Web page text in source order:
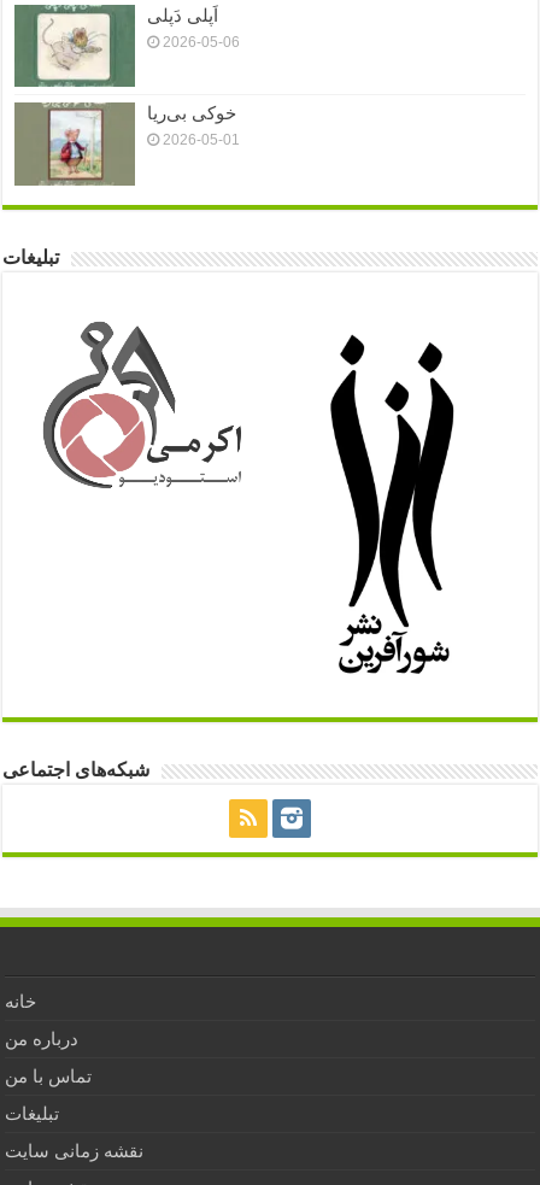
اَپلی دَپلی
2026-05-06
خوکی بی‌ریا
2026-05-01
تبلیغات
شبکه‌های اجتماعی
خانه
درباره من
تماس با من
تبلیغات
نقشه زمانی سایت